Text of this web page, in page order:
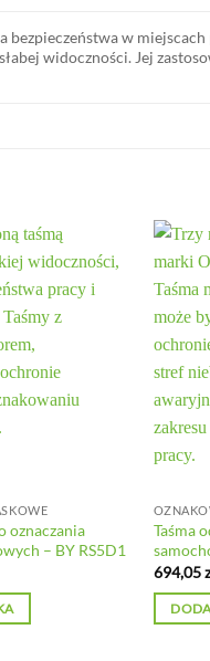
bezpieczeństwa w
widoczności. Jej
oznaczania
– BY RS5D1
Taśma
694,05